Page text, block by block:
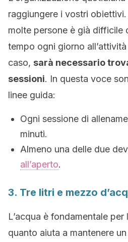
raggiungere i vostri
molte persone è già difficile
tempo ogni giorno
caso, sarà necessario
sessioni. In questa voce
linee guida:
Ogni sessione di
minuti.
Almeno una delle due
all’aperto.
3. Tre litri e mezzo
L’acqua è fondamentale
quanto aiuta a mantenere